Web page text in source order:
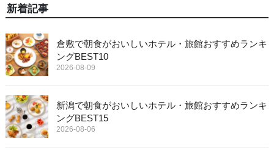
新着記事
倉敷で朝食がおいしいホテル・旅館おすすめランキ
ングBEST10
2026-08-09
新潟で朝食がおいしいホテル・旅館おすすめランキ
ングBEST15
2026-08-06